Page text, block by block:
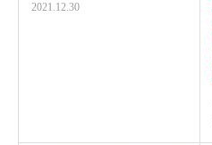
2021.12.30